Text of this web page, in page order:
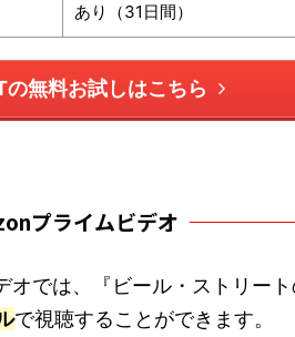
あり（31日間）
の無料お試しはこちら
プライムビデオ
オでは、『ビール・ストリー
で視聴することができます。